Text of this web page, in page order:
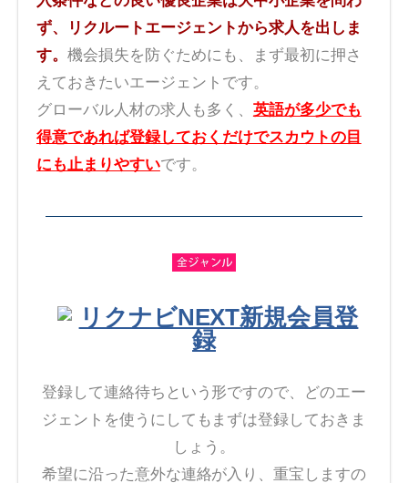
ず、リクルートエージェントから求人を出しま
す。 機会損失を防ぐためにも、まず最初に押さ
えておきたいエージェントです。
グローバル人材の求人も多く、 英語が多少でも
得意であれば登録しておくだけでスカウトの目
にも止まりやすいです。
リクナビNEXT新規会員登
録
登録して連絡待ちという形ですので、どのエー
ジェントを使うにしてもまずは登録しておきま
しょう。
希望に沿った意外な連絡が入り、重宝しますの